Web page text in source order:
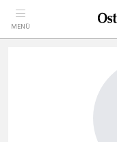
MENÜ